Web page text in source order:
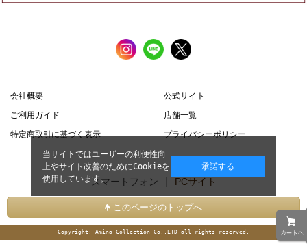
会社概要
公式サイト
ご利用ガイド
店舗一覧
特定商取引に基づく表示
プライバシーポリシー
スマートフォン | PCサイト
このページのトップへ
Copyright: Amina Collection Co.,LTD all rights reserved.
当サイトではユーザーの利便性向
上やサイト改善のためにCookieを
使用しています。
承諾する